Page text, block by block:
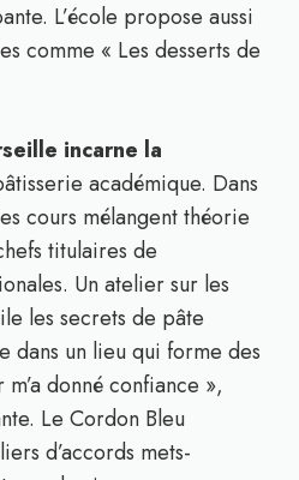
L’école propose aussi
comme « Les desserts de
incarne la
académique. Dans
cours mélangent théorie
titulaires de
Un atelier sur les
les secrets de pâte
dans un lieu qui forme des
donné confiance »,
Le Cordon Bleu
d’accords mets-